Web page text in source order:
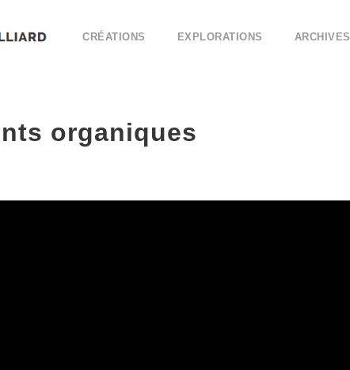
CRÉATIONS EXPLORATIONS ARCHIVES
organiques